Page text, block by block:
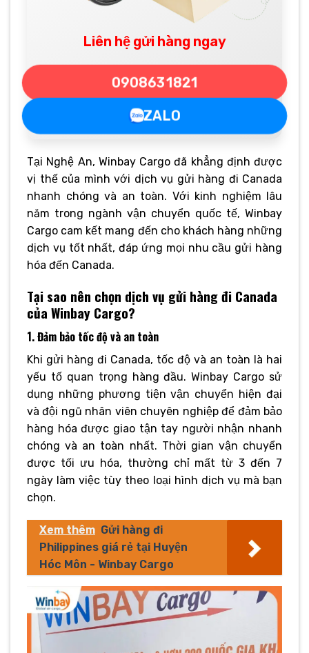
Liên hệ gửi hàng ngay
0908631821
ZALO
Tại Nghệ An, Winbay Cargo đã khẳng định được
vị thế của mình với dịch vụ gửi hàng đi Canada
nhanh chóng và an toàn. Với kinh nghiệm lâu
năm trong ngành vận chuyển quốc tế, Winbay
Cargo cam kết mang đến cho khách hàng những
dịch vụ tốt nhất, đáp ứng mọi nhu cầu gửi hàng
hóa đến Canada.
Tại sao nên chọn dịch vụ gửi hàng đi Canada
của Winbay Cargo?
1. Đảm bảo tốc độ và an toàn
Khi gửi hàng đi Canada, tốc độ và an toàn là hai
yếu tố quan trọng hàng đầu. Winbay Cargo sử
dụng những phương tiện vận chuyển hiện đại
và đội ngũ nhân viên chuyên nghiệp để đảm bảo
hàng hóa được giao tận tay người nhận nhanh
chóng và an toàn nhất. Thời gian vận chuyển
được tối ưu hóa, thường chỉ mất từ 3 đến 7
ngày làm việc tùy theo loại hình dịch vụ mà bạn
chọn.
Xem thêm Gửi hàng đi
Philippines giá rẻ tại Huyện
Hóc Môn - Winbay Cargo